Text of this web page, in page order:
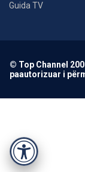
Guida TV
© Top Channel
paautorizuar i